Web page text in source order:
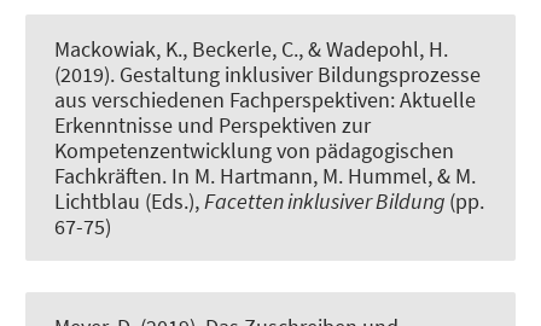
Mackowiak, K., Beckerle, C., & Wadepohl, H.
(2019). Gestaltung inklusiver Bildungsprozesse
aus verschiedenen Fachperspektiven: Aktuelle
Erkenntnisse und Perspektiven zur
Kompetenzentwicklung von pädagogischen
Fachkräften. In M. Hartmann, M. Hummel, & M.
Lichtblau (Eds.),Facetten inklusiver Bildung (pp.
67-75)